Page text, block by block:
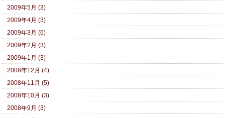
2009年5月 (3)
2009年4月 (3)
2009年3月 (6)
2009年2月 (3)
2009年1月 (3)
2008年12月 (4)
2008年11月 (5)
2008年10月 (3)
2008年9月 (3)